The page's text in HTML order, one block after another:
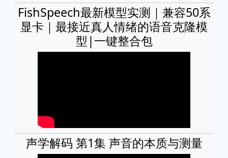
FishSpeech最新模型实测｜兼容50系
显卡｜最接近真人情绪的语音克隆模
型|一键整合包
声学解码 第1集 声音的本质与测量